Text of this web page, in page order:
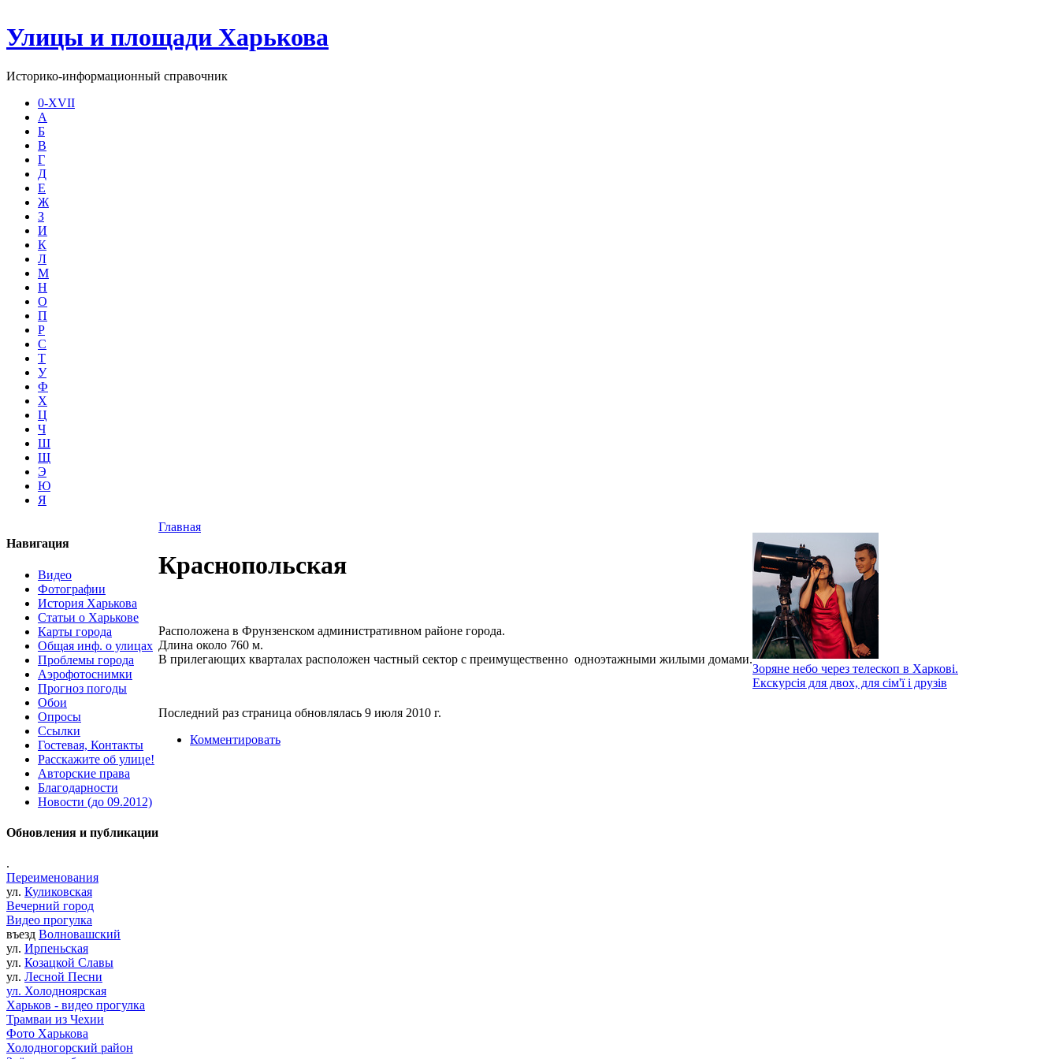
Улицы и площади Харькова
Историко-информационный справочник
0-XVII
А
Б
В
Г
Д
Е
Ж
З
И
К
Л
М
Н
О
П
Р
С
Т
У
Ф
Х
Ц
Ч
Ш
Щ
Э
Ю
Я
Навигация
Видео
Фотографии
История Харькова
Статьи о Харькове
Карты города
Общая инф. о улицах
Проблемы города
Аэрофотоснимки
Прогноз погоды
Обои
Опросы
Ссылки
Гостевая, Контакты
Расскажите об улице!
Авторские права
Благодарности
Новости (до 09.2012)
Обновления и публикации
.
Переименования
ул. Куликовская
Вечерний город
Видео прогулка
въезд Волновашский
ул. Ирпеньская
ул. Козацкой Славы
ул. Лесной Песни
ул. Холодноярская
Харьков - видео прогулка
Трамваи из Чехии
Фото Харькова
Холодногорский район
Главная
Краснопольская
Расположена в Фрунзенском административном районе города.
Длина около 760 м.
В прилегающих кварталах расположен частный сектор с преимущественно одноэтажными жилыми домами.
Последний раз страница обновлялась 9 июля 2010 г.
Комментировать
Зоряне небо через телескоп в Харкові.
Екскурсія для двох, для сім'ї і друзів